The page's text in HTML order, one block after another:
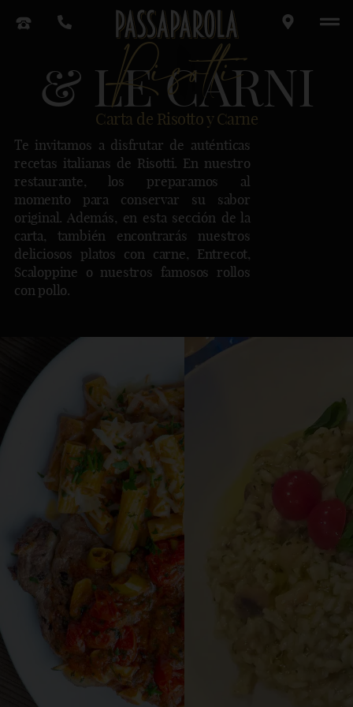
Risotti
& LE CARNI
Carta de Risotto y Carne
Te invitamos a disfrutar de auténticas
recetas italianas de Risotti. En nuestro
restaurante, los preparamos al
momento para conservar su sabor
original. Además, en esta sección de la
carta, también encontrarás nuestros
deliciosos platos con carne, Entrecot,
Scaloppine o nuestros famosos rollos
con pollo.